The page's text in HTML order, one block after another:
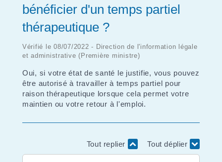
bénéficier d'un temps partiel
thérapeutique ?
Vérifié le 08/07/2022 - Direction de l'information légale
et administrative (Première ministre)
Oui, si votre état de santé le justifie, vous pouvez
être autorisé à travailler à temps partiel pour
raison thérapeutique lorsque cela permet votre
maintien ou votre retour à l'emploi.
Tout replier Tout déplier